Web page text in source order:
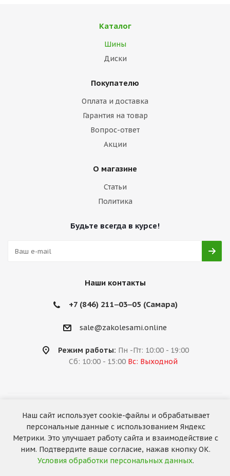
Каталог
Шины
Диски
Покупателю
Оплата и доставка
Гарантия на товар
Вопрос-ответ
Акции
О магазине
Статьи
Политика
Будьте всегда в курсе!
Наши контакты
+7 (846) 211‒03‒05 (Самара)
sale@zakolesami.online
Режим работы: Пн -Пт: 10:00 - 19:00
Сб: 10:00 - 15:00 Вс: Выходной
2026 © «За колёсами.Online»
Запуск сайта —RuMaster
Наш сайт использует cookie-файлы и обрабатывает
персональные данные с использованием Яндекс
Метрики. Это улучшает работу сайта и взаимодействие с
ним. Подтвердите ваше согласие, нажав кнопку ОК.
Условия обработки персональных данных.